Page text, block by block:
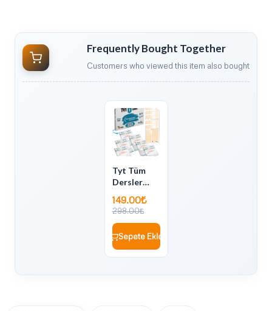
Frequently Bought Together
Customers who viewed this item also bought
Tyt Tüm
Dersler
6 lı Genel
Deneme
Seti
(Müfredata
Uygun-
Ayarında)
149.00₺
298.00₺
Sepete Ekle